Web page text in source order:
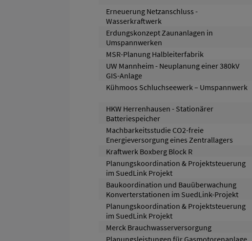
Erneuerung Netzanschluss -
Wasserkraftwerk
Erdungskonzept Zaunanlagen in
Umspannwerken
MSR-Planung Halbleiterfabrik
UW Mannheim - Neuplanung einer 380kV
GIS-Anlage
Kühmoos Schluchseewerk – Umspannwerk
HKW Herrenhausen - Stationärer
Batteriespeicher
Machbarkeitsstudie CO2-freie
Energieversorgung eines Zentrallagers
Kraftwerk Boxberg Block R
Planungskoordination & Projektsteuerung
im SuedLink Projekt
Baukoordination und Bauüberwachung
Konverterstationen im SuedLink-Projekt
Planungskoordination & Projektsteuerung
im SuedLink Projekt
Merck Brauchwasserversorgung
Planungsleistungen für Gasmotorenanlage